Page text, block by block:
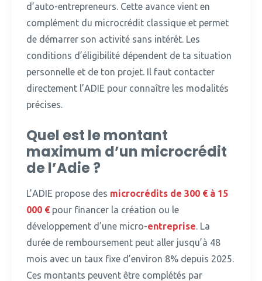
d’auto-entrepreneurs. Cette avance vient en
complément du microcrédit classique et permet
de démarrer son activité sans intérêt. Les
conditions d’éligibilité dépendent de ta situation
personnelle et de ton projet. Il faut contacter
directement l’ADIE pour connaître les modalités
précises.
Quel est le montant
maximum d’un microcrédit
de l’Adie ?
L’ADIE propose des microcrédits de 300 € à 15
000 € pour financer la création ou le
développement d’une micro-entreprise. La
durée de remboursement peut aller jusqu’à 48
mois avec un taux fixe d’environ 8% depuis 2025.
Ces montants peuvent être complétés par